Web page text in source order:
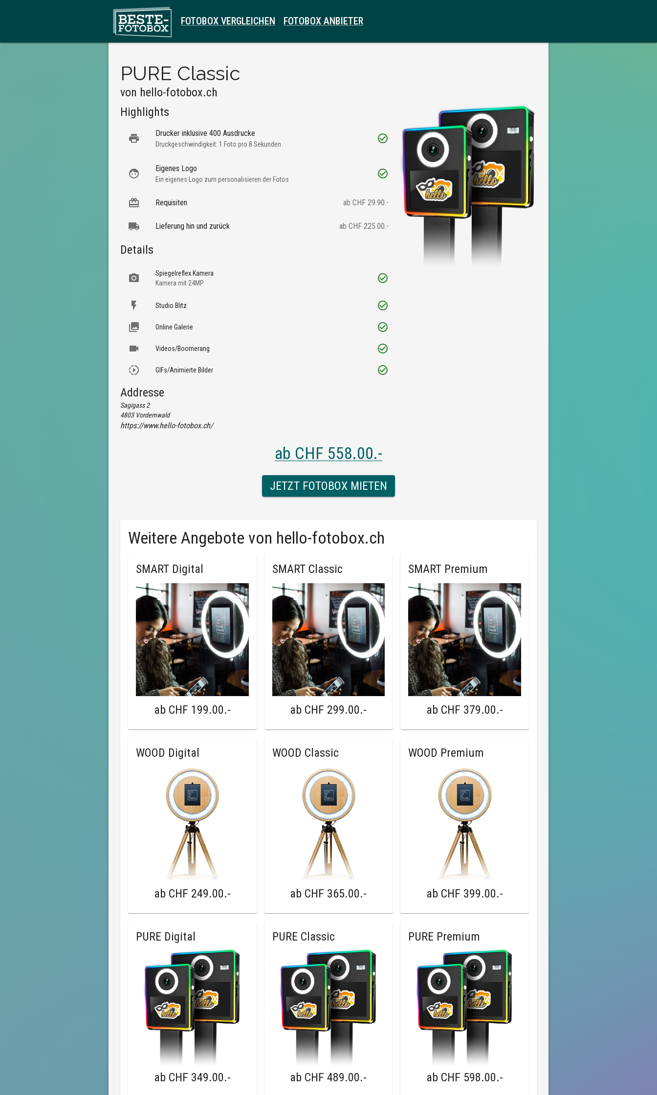
FOTOBOX VERGLEICHEN FOTOBOX ANBIETER
PURE Classic
von hello-fotobox.ch
Highlights
Drucker inklusive 400 Ausdrucke
Druckgeschwindigkeit: 1 Foto pro 8 Sekunden
Eigenes Logo
Ein eigenes Logo zum personalisieren der Fotos
Requisiten ab CHF 29.90.-
Lieferung hin und zurück ab CHF 225.00.-
Details
Spiegelreflex Kamera
Kamera mit 24MP
Studio Blitz
Online Galerie
Videos/Boomerang
GIFs/Animierte Bilder
Addresse
Sagigass 2
4803 Vordemwald
https://www.hello-fotobox.ch/
ab CHF 558.00.-
JETZT FOTOBOX MIETEN
Weitere Angebote von hello-fotobox.ch
SMART Digital
ab CHF 199.00.-
SMART Classic
ab CHF 299.00.-
SMART Premium
ab CHF 379.00.-
WOOD Digital
ab CHF 249.00.-
WOOD Classic
ab CHF 365.00.-
WOOD Premium
ab CHF 399.00.-
PURE Digital
ab CHF 349.00.-
PURE Classic
ab CHF 489.00.-
PURE Premium
ab CHF 598.00.-